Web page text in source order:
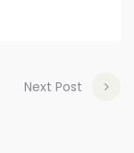
Next Post